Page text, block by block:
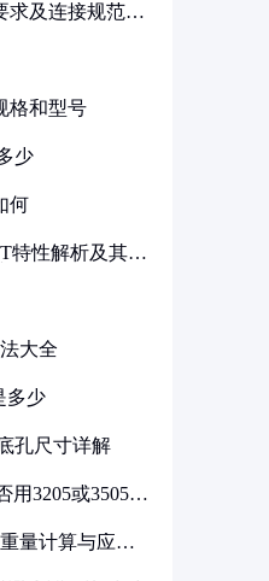
求及连接规范详
格和型号
少
何
特性解析及其在
大全
多少
孔尺寸详解
用3205或3505代
量计算与应用